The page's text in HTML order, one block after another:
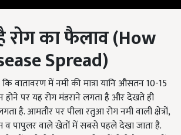
रोग का फैलाव (How
Spread)
वातावरण में नमी की मात्रा यानि औसतन 10-15
होने पर यह रोग मंडराने लगता है और देखते ही
है. आमतौर पर पीला रतुआ रोग नमी वाली क्षेत्रों,
व पापुलर वाले खेतों में सबसे पहले देखा जाता है.